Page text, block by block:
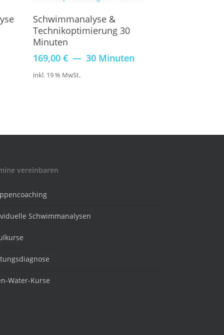
Buchen
Schwimmanalyse &
Technikoptimierung 30
Minuten
169,00 € 30 Minuten
inkl. 19 % MwSt.
vereinbaren
Schwimmanalysen
Water-Kurse